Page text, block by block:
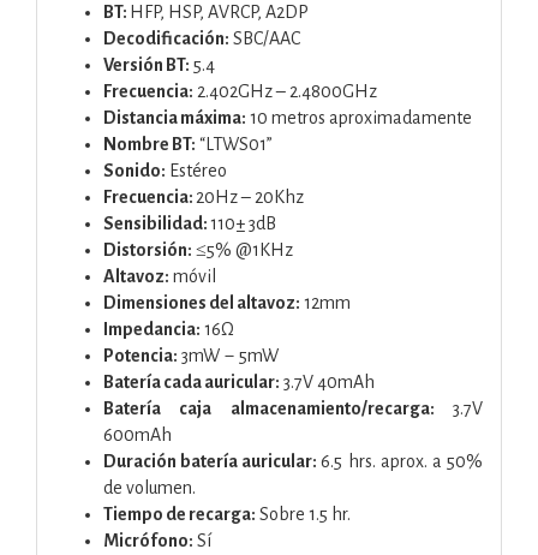
BT: HFP, HSP, AVRCP, A2DP
Decodificación: SBC/AAC
Versión BT: 5.4
Frecuencia: 2.402GHz – 2.4800GHz
Distancia máxima: 10 metros aproximadamente
Nombre BT: “LTWS01”
Sonido: Estéreo
Frecuencia: 20Hz – 20Khz
Sensibilidad:110± 3dB
Distorsión: ≤5% @1KHz
Altavoz: móvil
Dimensiones del altavoz: 12mm
Impedancia: 16Ω
Potencia: 3mW－5mW
Batería cada auricular: 3.7V 40mAh
Batería caja almacenamiento/recarga: 3.7V
600mAh
Duración batería auricular:6.5 hrs. aprox. a 50%
de volumen.
Tiempo de recarga: Sobre 1.5 hr.
Micrófono: Sí